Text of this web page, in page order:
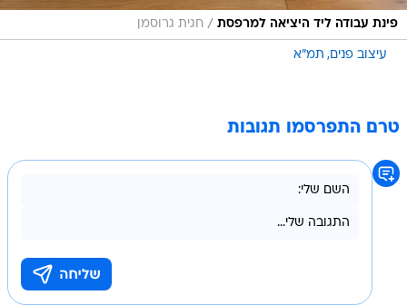
פינת עבודה ליד היציאה למרפסת / חגית גרוסמן
עיצוב פנים תמ"א
טרם התפרסמו תגובות